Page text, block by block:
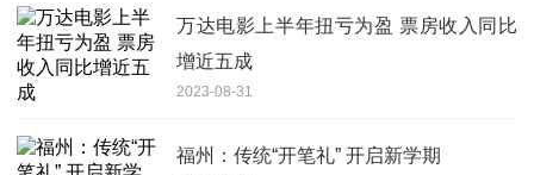
万达电影上半年扭亏为盈 票房收入同比
增近五成
2023-08-31
福州：传统“开笔礼” 开启新学期